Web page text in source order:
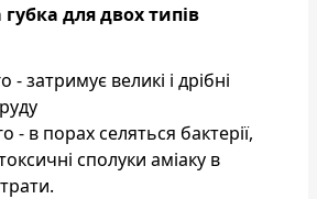
для двох типів
- затримує великі і дрібні
- в порах селяться бактерії,
сполуки аміаку в